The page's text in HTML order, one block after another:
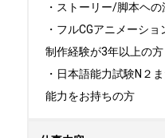
・ストーリー/脚本ヘ
・フルCGアニメーシ
制作経験が3年以上の方
・日本語能力試験N２
能力をお持ちの方